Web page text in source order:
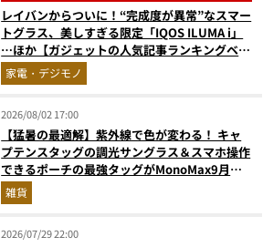
レイバンからついに！“完成度が異常”なスマー
トグラス、美しすぎる限定「IQOS ILUMA i」
…ほか【ガジェットの人気記事ランキングベス
ト3】（2026年6月版）
家電・デジモノ
2026/08/02 17:00
【猛暑の最適解】紫外線で色が変わる！ キャ
プテンスタッグの調光サングラス＆スマホ操作
できるポーチの最強タッグがMonoMax9月号
増刊付録に登場
雑貨
2026/07/29 22:00